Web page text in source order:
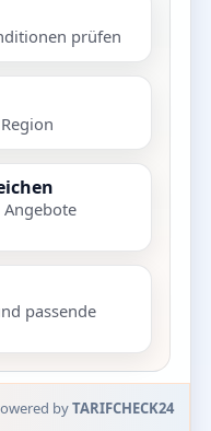
prüfen
passende
byTARIFCHECK24